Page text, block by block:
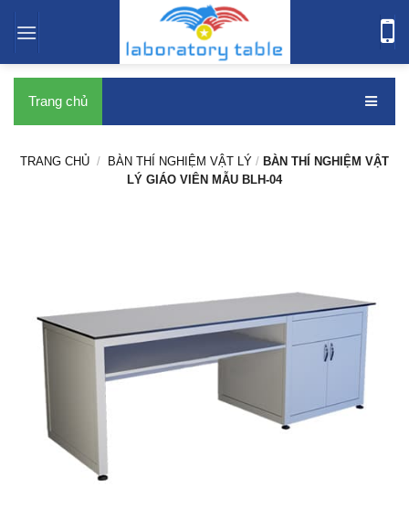
bàn thí nghiệm
Trang chủ
TRANG CHỦ / BÀN THÍ NGHIỆM VẬT LÝ / BÀN THÍ NGHIỆM VẬT
LÝ GIÁO VIÊN MẪU BLH-04